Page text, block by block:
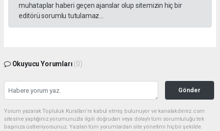
muhataplar haberi geçen ajanslar olup sitemizin hiç bir
editörü sorumlu tutulamaz...
Okuyucu Yorumları (0)
Gönder
Yorum yazarak Topluluk Kuralları’nı kabul etmiş bulunuyor ve kanalakdeniz.com
sitesine yaptığınız yorumunuzla ilgili doğrudan veya dolaylı tüm sorumluluğu tek
başınıza üstleniyorsunuz. Yazılan tüm yorumlardan site yönetimi hiçbir şekilde